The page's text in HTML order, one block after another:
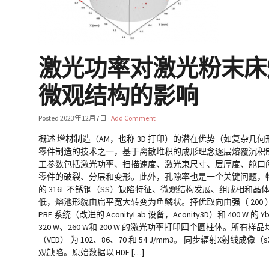
激光功率对激光粉末
微观结构的影响
Posted2023年12月7日 ·Add Comment
概述 增材制造（AM，也称 3D 打印）的潜在优势（如复杂几
零件制造的技术之一，基于离散堆积的成形理念逐层熔覆沉
工参数包括激光功率、扫描速度、激光束尺寸、层厚度、舱
零件的破裂、分层和变形。此外，孔隙率也是一个关键问题
的 316L 不锈钢（SS）缺陷特征、微观结构发展、组成相和
低，熔池形貌由扁平宽大转变为鱼鳞状。择优取向由强（ 200
PBF 系统（改进的 AconityLab 设备，Aconity3D）和 400 W
320 W、260 W和 200 W 的激光功率打印四个圆柱体。所有样
（VED） 为 102、86、70 和 54 J/mm3。 同步辐射X射线成
观缺陷。原始数据以 HDF […]